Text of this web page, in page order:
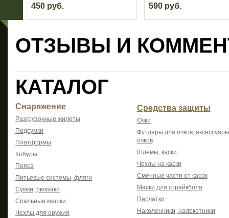
450 руб. 590 руб.
ОТЗЫВЫ И
КАТАЛОГ
Снаряжение
Разгрузочные жилеты
Подсумки
Платформы
Кобуры
Пояса
Питьевые системы, фляги
Сумки, рюкзаки
Спальные мешки
Чехлы для оружия
Средства защиты
Очки
Футляры для очков,
очков
Шлемы, каски
Чехлы на каски
Сменные части от касок
Маски для страйкбола
Перчатки
Наколенники, налокотники